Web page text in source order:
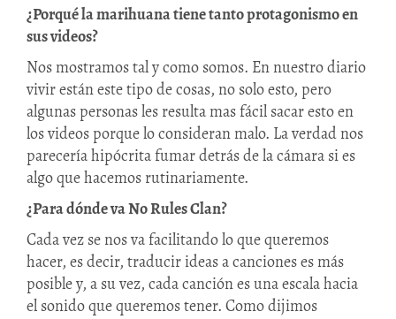
¿Porqué la marihuana tiene tanto protagonismo en
sus videos?
Nos mostramos tal y como somos. En nuestro diario
vivir están este tipo de cosas, no solo esto, pero
algunas personas les resulta mas fácil sacar esto en
los videos porque lo consideran malo. La verdad nos
parecería hipócrita fumar detrás de la cámara si es
algo que hacemos rutinariamente.
¿Para dónde va No Rules Clan?
Cada vez se nos va facilitando lo que queremos
hacer, es decir, traducir ideas a canciones es más
posible y, a su vez, cada canción es una escala hacia
el sonido que queremos tener. Como dijimos